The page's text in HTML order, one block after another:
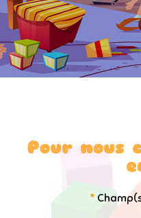
Pour
*